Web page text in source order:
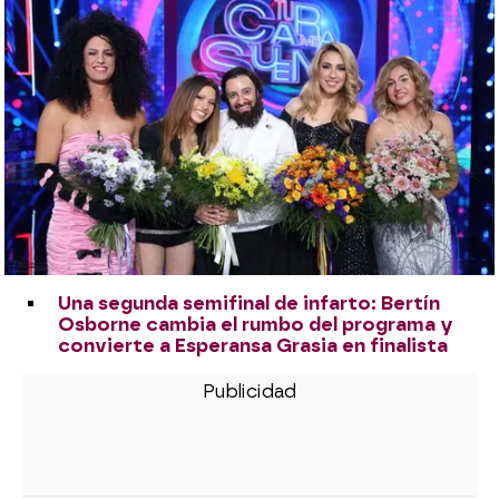
Una segunda semifinal de infarto: Bertín
Osborne cambia el rumbo del programa y
convierte a Esperansa Grasia en finalista